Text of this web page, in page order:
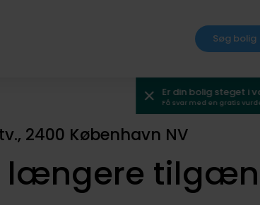
Søg bolig
Er din bolig steget i
Få svar med en gratis
2400 København NV
længere